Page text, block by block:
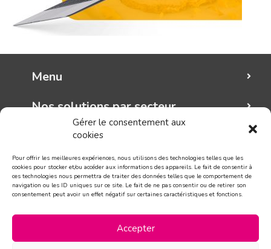
Gérer le consentement aux
cookies
Pour offrir les meilleures expériences, nous utilisons des technologies telles que les
cookies pour stocker et/ou accéder aux informations des appareils. Le fait de consentir à
ces technologies nous permettra de traiter des données telles que le comportement de
navigation ou les ID uniques sur ce site. Le fait de ne pas consentir ou de retirer son
consentement peut avoir un effet négatif sur certaines caractéristiques et fonctions.
Accepter
Menu
Nos solutions par secteur
Mungo graphic
Suivez-nous!
CONTACT